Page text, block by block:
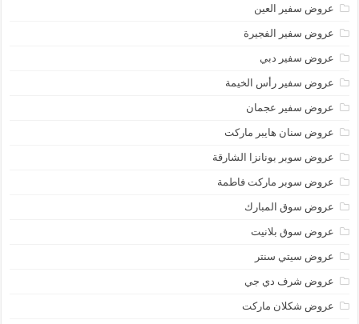
عروض سفير العين
عروض سفير الفجيرة
عروض سفير دبي
عروض سفير رأس الخيمة
عروض سفير عجمان
عروض سنان هايبر ماركت
عروض سوبر بونانزا الشارقة
عروض سوبر ماركت فاطمة
عروض سوق المبارك
عروض سوق بلانيت
عروض سيتي سنتر
عروض شرف دي جي
عروض شكلان ماركت